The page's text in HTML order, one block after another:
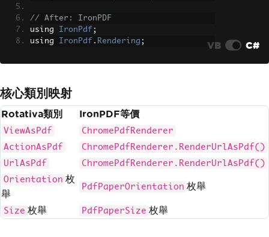
// After: IronPDF
using IronPdf ;
using IronPdf . Rendering ; VB C#
核心類別映射
Rotativa類別 IronPDF等價
ViewAsPdf
ChromePdfRenderer
ActionAsPdf
ChromePdfRenderer.RenderUrlAsPdf()
UrlAsPdf
ChromePdfRenderer.RenderUrlAsPdf()
Orientation 枚
舉
PdfPaperOrientation 枚舉
Size 枚舉 PdfPaperSize 枚舉